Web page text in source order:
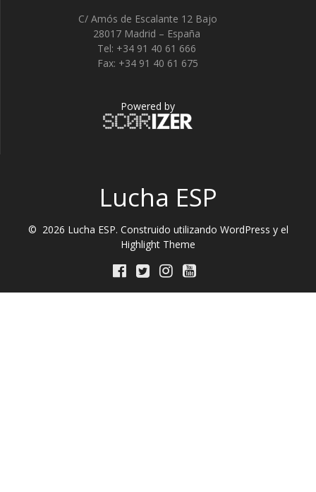
C/ Amós de Escalante 12 Bajo
28017 Madrid – España
Tel: +34 91 40 61 666
Fax: +34 91 40 61 675
Powered by
Lucha ESP
© 2026 Lucha ESP. Construido utilizando WordPress y el
Highlight Theme